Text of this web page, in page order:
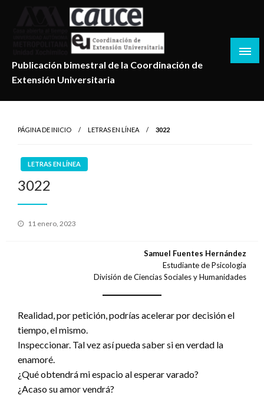
Publicación bimestral de la Coordinación de
Extensión Universitaria
PÁGINA DE INICIO LETRAS EN LÍNEA 3022
LETRAS EN LÍNEA
3022
Publicado
11 enero, 2023
Samuel Fuentes Hernández
Estudiante de Psicología
División de Ciencias Sociales y Humanidades
Realidad, por petición, podrías acelerar por decisión el
tiempo, el mismo.
Inspeccionar. Tal vez así pueda saber si en verdad la
enamoré.
¿Qué obtendrá mi espacio al esperar varado?
¿Acaso su amor vendrá?